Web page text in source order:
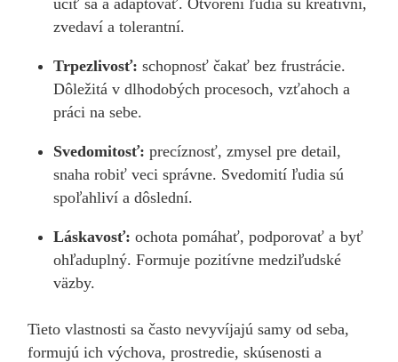
učiť sa a adaptovať. Otvorení ľudia sú kreatívni,
zvedaví a tolerantní.
Trpezlivosť:schopnosť čakať bez frustrácie.
Dôležitá v dlhodobých procesoch, vzťahoch a
práci na sebe.
Svedomitosť:precíznosť, zmysel pre detail,
snaha robiť veci správne. Svedomití ľudia sú
spoľahliví a dôslední.
Láskavosť:ochota pomáhať, podporovať a byť
ohľaduplný. Formuje pozitívne medziľudské
väzby.
Tieto vlastnosti sa často nevyvíjajú samy od seba,
formujú ich výchova, prostredie, skúsenosti a